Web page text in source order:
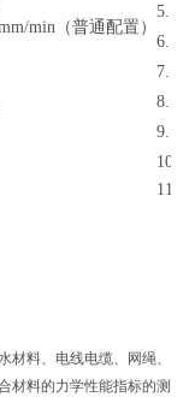
min（普通配置）
5.
6.
7.
8.
9.
10.
11.
材料、电线电缆、网绳、
材料的力学性能指标的测